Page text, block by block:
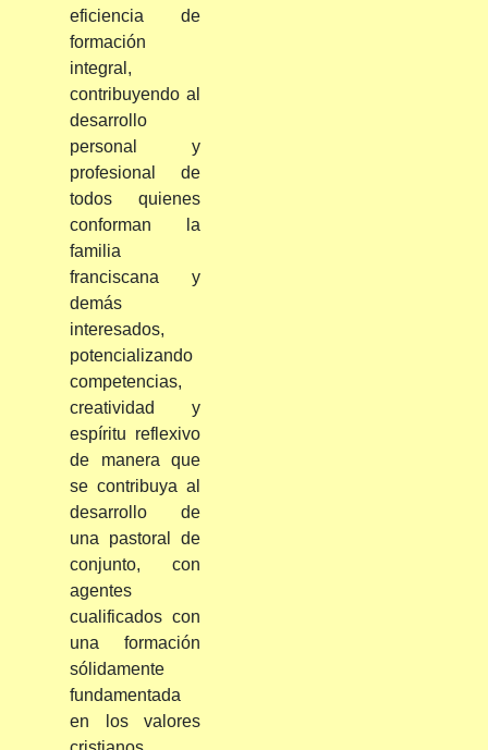
eficiencia de
formación
integral,
contribuyendo al
desarrollo
personal y
profesional de
todos quienes
conforman la
familia
franciscana y
demás
interesados,
potencializando
competencias,
creatividad y
espíritu reflexivo
de manera que
se contribuya al
desarrollo de
una pastoral de
conjunto, con
agentes
cualificados con
una formación
sólidamente
fundamentada
en los valores